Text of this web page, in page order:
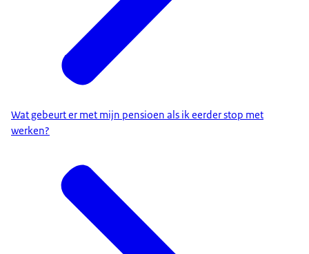
Wat gebeurt er met mijn pensioen als ik eerder stop met
werken?